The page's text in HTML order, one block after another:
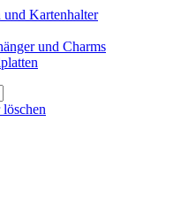
und Kartenhalter
und Charms